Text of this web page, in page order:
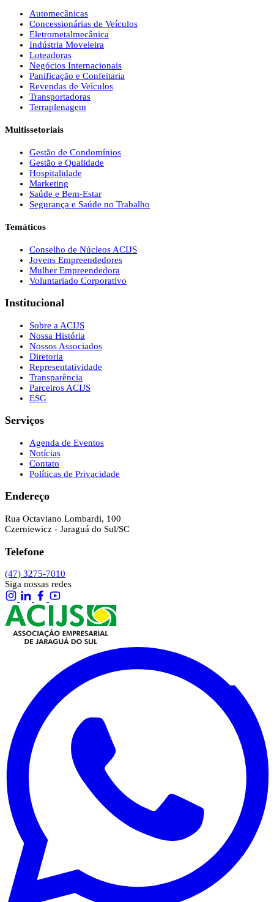
Automecânicas
Concessionárias de Veículos
Eletrometalmecânica
Indústria Moveleira
Loteadoras
Negócios Internacionais
Panificação e Confeitaria
Revendas de Veículos
Transportadoras
Terraplenagem
Multissetoriais
Gestão de Condomínios
Gestão e Qualidade
Hospitalidade
Marketing
Saúde e Bem-Estar
Segurança e Saúde no Trabalho
Temáticos
Conselho de Núcleos ACIJS
Jovens Empreendedores
Mulher Empreendedora
Voluntariado Corporativo
Institucional
Sobre a ACIJS
Nossa História
Nossos Associados
Diretoria
Representatividade
Transparência
Parceiros ACIJS
ESG
Serviços
Agenda de Eventos
Notícias
Contato
Políticas de Privacidade
Endereço
Rua Octaviano Lombardi, 100
Czerniewicz - Jaraguá do Sul/SC
Telefone
(47) 3275-7010
Siga nossas redes